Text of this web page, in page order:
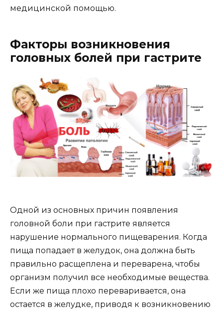
медицинской помощью.
Факторы возникновения
головных болей при гастрите
Одной из основных причин появления
головной боли при гастрите является
нарушение нормального пищеварения. Когда
пища попадает в желудок, она должна быть
правильно расщеплена и переварена, чтобы
организм получил все необходимые вещества.
Если же пища плохо переваривается, она
остается в желудке, приводя к возникновению